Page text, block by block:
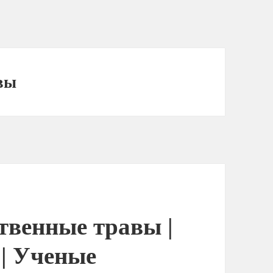
травы |
| Ученые